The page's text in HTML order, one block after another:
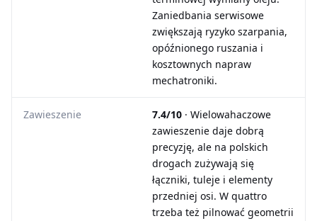
Zaniedbania serwisowe
zwiększają ryzyko szarpania,
opóźnionego ruszania i
kosztownych napraw
mechatroniki.
Zawieszenie 7.4/10 · Wielowahaczowe
zawieszenie daje dobrą
precyzję, ale na polskich
drogach zużywają się
łączniki, tuleje i elementy
przedniej osi. W quattro
trzeba też pilnować geometrii